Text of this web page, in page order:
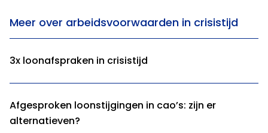
Meer over arbeidsvoorwaarden in crisistijd
3x loonafspraken in crisistijd
Afgesproken loonstijgingen in cao’s: zijn er
alternatieven?